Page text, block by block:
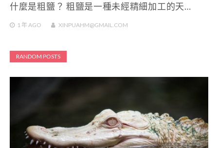
什麼是粗鹽？ 粗鹽是一種未經精細加工的天…
1 年 AGO XINPUAHM@GMAIL.COM
RANDOM POSTS